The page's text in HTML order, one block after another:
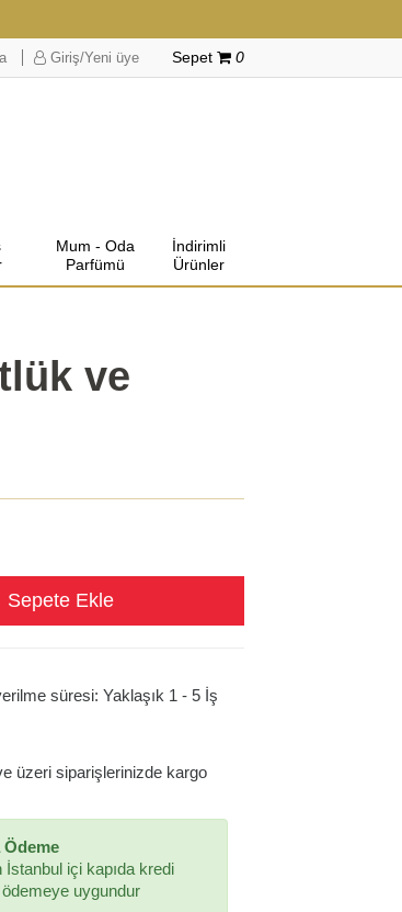
Giriş/Yeni üye Sepet 0
Mum - Oda
Parfümü
İndirimli
Ürünler
ve
süresi: Yaklaşık 1 - 5 İş
üzeri siparişlerinizde kargo
Ödeme
İstanbul içi kapıda kredi
ödemeye uygundur